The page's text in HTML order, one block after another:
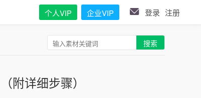
个人VIP 企业VIP 登录 注册
搜索
附详细步骤）